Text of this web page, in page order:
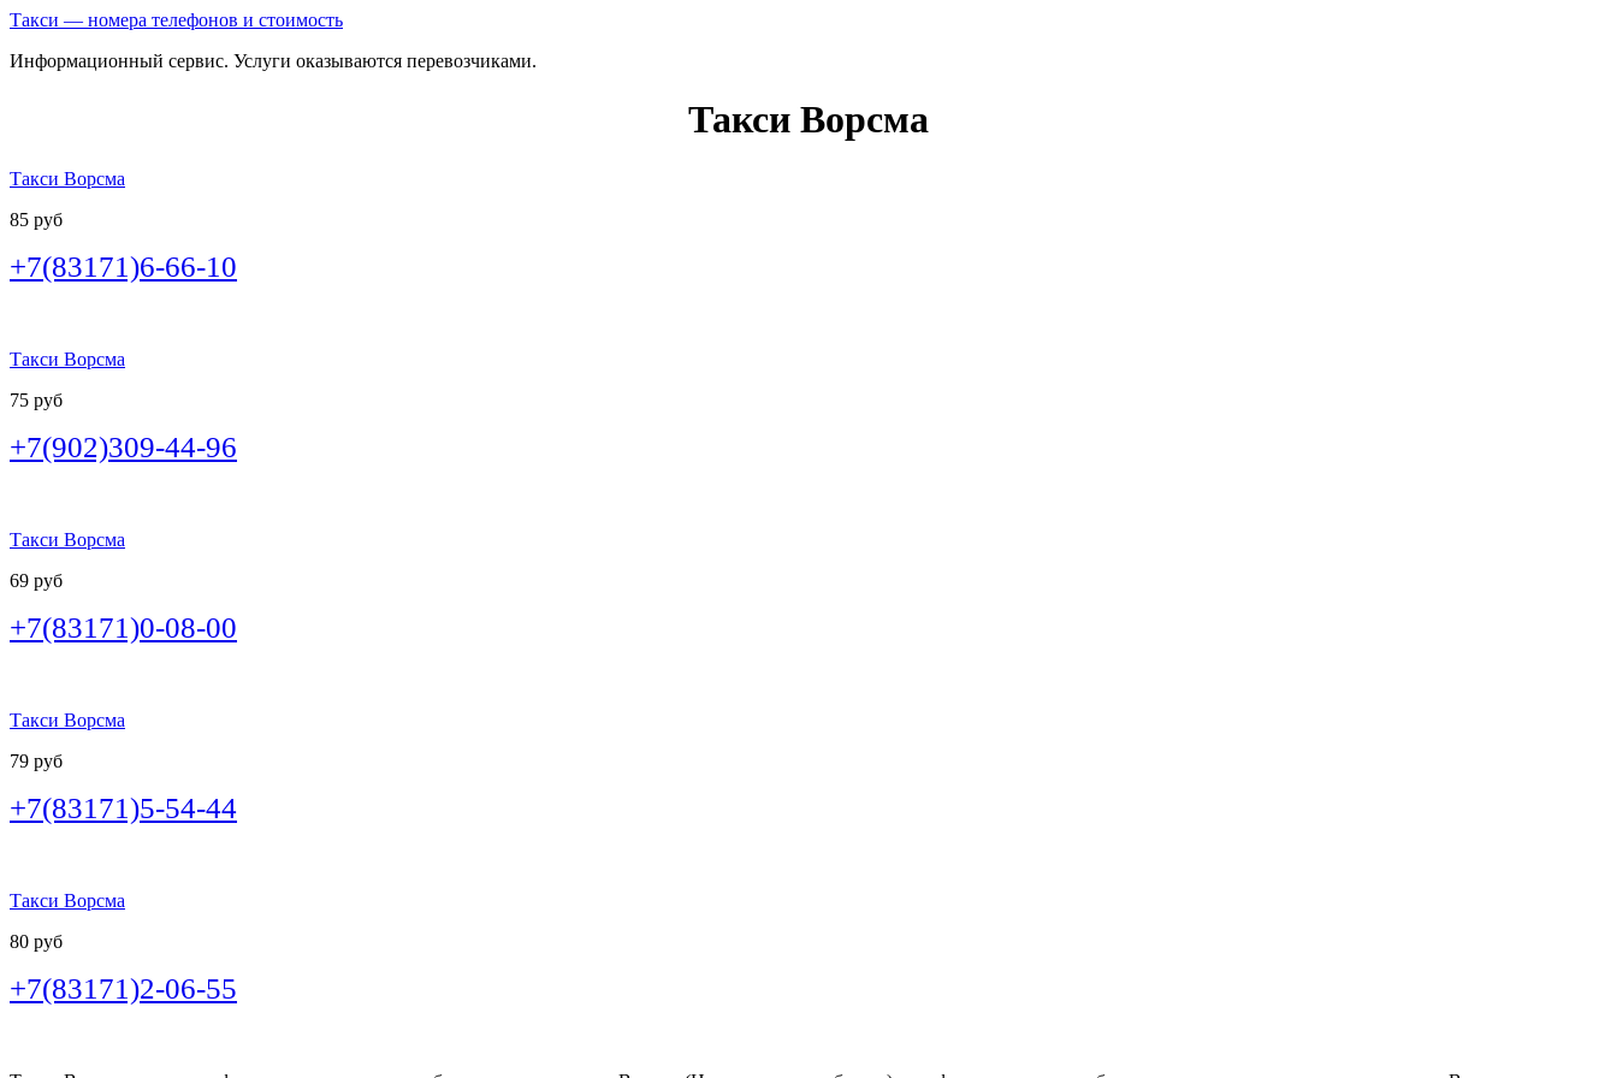
Такси — номера телефонов и стоимость
Информационный сервис. Услуги оказываются перевозчиками.
Такси Ворсма
Такси Ворсма
85 руб
+7(83171)6-66-10
Такси Ворсма
75 руб
+7(902)309-44-96
Такси Ворсма
69 руб
+7(83171)0-08-00
Такси Ворсма
79 руб
+7(83171)5-54-44
Такси Ворсма
80 руб
+7(83171)2-06-55